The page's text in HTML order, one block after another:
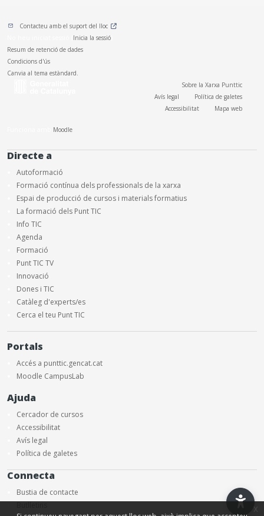
x
Contacteu amb el suport del lloc
Inicia la sessió
Resum de retenció de dades
Condicions d'ús
Canvia al tema estàndard.
Sobre la Xarxa Punttic
Avís legal
Política de galetes
Accessibilitat
Mapa web
Moodle
Directe a
Autoformació
Formació contínua dels professionals de la xarxa
Espai de producció de cursos i materials formatius
La formació dels Punt TIC
Info TIC
Agenda
Formació
Punt TIC TV
Innovació
Dones i TIC
Catàleg d'experts/es
Cerca el teu Punt TIC
Portals
Accés a punttic.gencat.cat
Moodle CampusLab
Ajuda
Cercador de cursos
Accessibilitat
Avís legal
Política de galetes
Connecta
Bustia de contacte